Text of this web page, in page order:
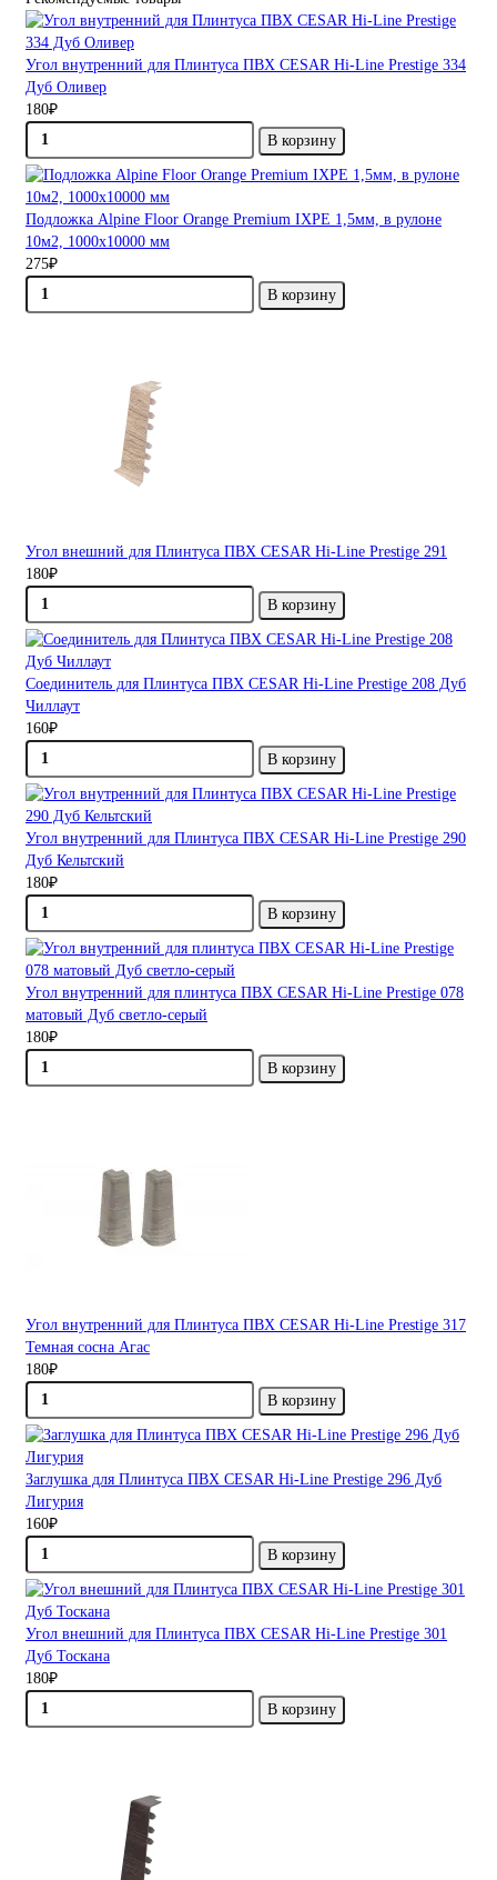
Угол внутренний для Плинтуса ПВХ CESAR Hi-Line Prestige 334
Дуб Оливер
180₽
В корзину
Подложка Alpine Floor Orange Premium IXPE 1,5мм, в рулоне
10м2, 1000х10000 мм
275₽
В корзину
Угол внешний для Плинтуса ПВХ CESAR Hi-Line Prestige 291
180₽
В корзину
Соединитель для Плинтуса ПВХ CESAR Hi-Line Prestige 208 Дуб
Чиллаут
160₽
В корзину
Угол внутренний для Плинтуса ПВХ CESAR Hi-Line Prestige 290
Дуб Кельтский
180₽
В корзину
Угол внутренний для плинтуса ПВХ CESAR Hi-Line Prestige 078
матовый Дуб светло-серый
180₽
В корзину
Угол внутренний для Плинтуса ПВХ CESAR Hi-Line Prestige 317
Темная сосна Агас
180₽
В корзину
Заглушка для Плинтуса ПВХ CESAR Hi-Line Prestige 296 Дуб
Лигурия
160₽
В корзину
Угол внешний для Плинтуса ПВХ CESAR Hi-Line Prestige 301
Дуб Тоскана
180₽
В корзину